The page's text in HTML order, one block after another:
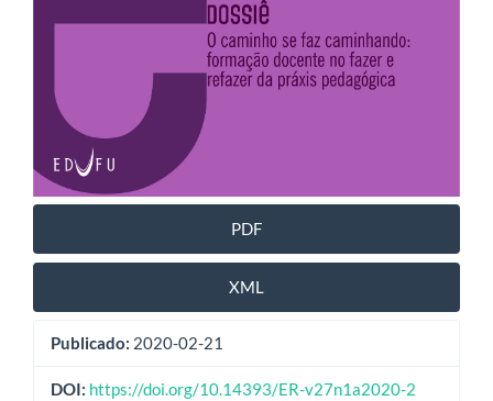
PDF
XML
Publicado: 2020-02-21
DOI: https://doi.org/10.14393/ER-v27n1a2020-2